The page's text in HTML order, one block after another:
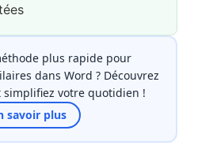
plus rapide pour
dans Word ? Découvrez
simplifiez votre quotidien !
savoir plus